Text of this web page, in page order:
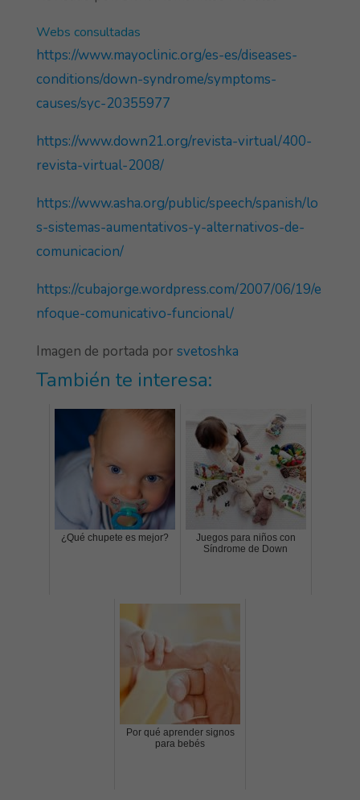
Webs consultadas
https://www.mayoclinic.org/es-es/diseases-
conditions/down-syndrome/symptoms-
causes/syc-20355977
https://www.down21.org/revista-virtual/400-
revista-virtual-2008/
https://www.asha.org/public/speech/spanish/lo
s-sistemas-aumentativos-y-alternativos-de-
comunicacion/
https://cubajorge.wordpress.com/2007/06/19/e
nfoque-comunicativo-funcional/
Imagen de portada por svetoshka
También te interesa:
¿Qué chupete es mejor?
Juegos para niños con
Síndrome de Down
Por qué aprender signos
para bebés